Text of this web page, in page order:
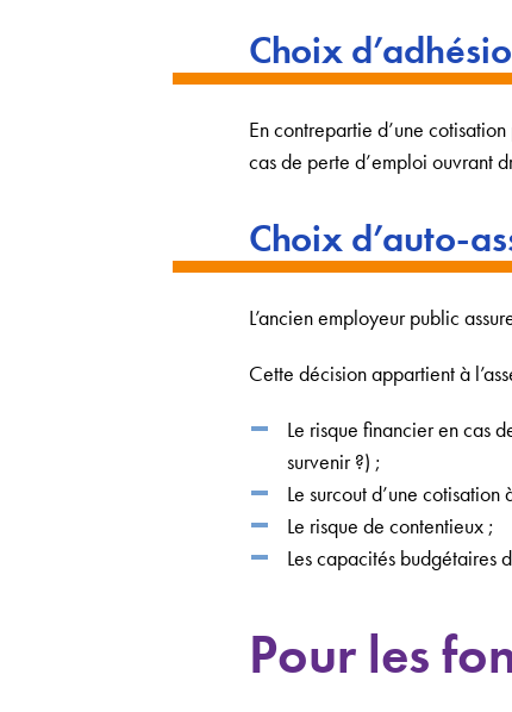
Choix
En contrepartie d’une
cas de perte d’emploi ouvrant
Choix d’auto-
L’ancien employeur public
Cette décision appartient à
Le risque financier en cas
survenir ?) ;
Le surcout d’une
Le risque de contentieux ;
Les capacités
Pour les